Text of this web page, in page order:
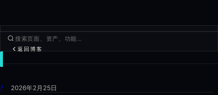
产品
返回博客
2026年2月25日